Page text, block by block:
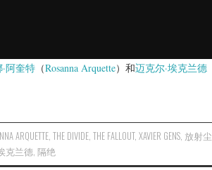
阿奎特 （Rosanna Arquette）和迈克尔·埃克兰德
ARQUETTE,THE DIVIDE,THE FALLOUT,XAVIER GENS, 放射尘
克兰德, 隔绝